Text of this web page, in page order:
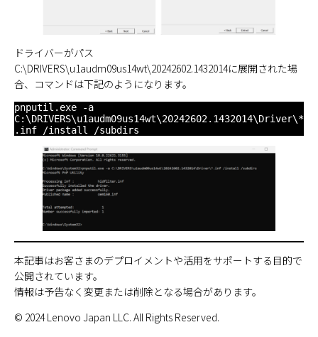
ドライバーがパス
C:\DRIVERS\u1audm09us14wt\20242602.1432014に展開された場
合、コマンドは下記のようになります。
pnputil.exe -a
C:\DRIVERS\u1audm09us14wt\20242602.1432014\Driver\*
.inf /install /subdirs
本記事はお客さまのデプロイメントや活用をサポートする目的で
公開されています。
情報は予告なく変更または削除となる場合があります。
© 2024 Lenovo Japan LLC. All Rights Reserved.